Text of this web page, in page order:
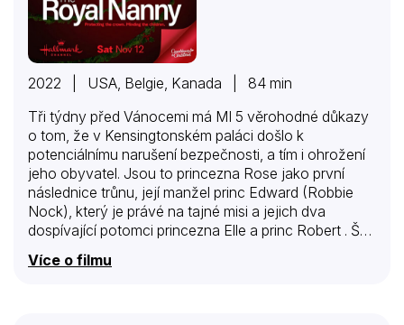
2022 | USA, Belgie, Kanada | 84 min
Tři týdny před Vánocemi má MI 5 věrohodné důkazy
o tom, že v Kensingtonském paláci došlo k
potenciálnímu narušení bezpečnosti, a tím i ohrožení
jeho obyvatel. Jsou to princezna Rose jako první
následnice trůnu, její manžel princ Edward (Robbie
Nock), který je právé na tajné misi a jejich dva
dospívající potomci princezna Elle a princ Robert . Šéf
by si královská rodina uvědomovala, že jim něco
Více o filmu